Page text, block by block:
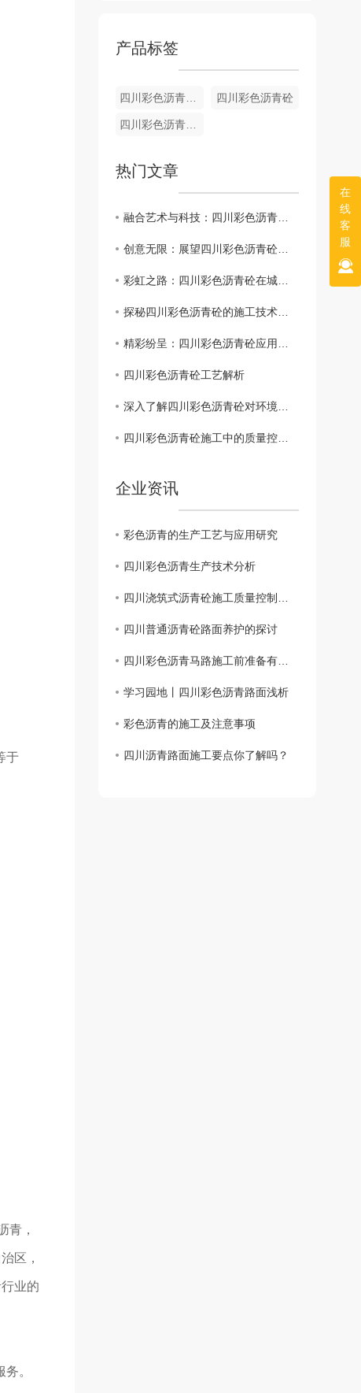
于
青，
区，
业的
。
产品标签
四川彩色沥青砼厂家 四川彩色沥青砼
四川彩色沥青砼施工
热门文章
融合艺术与科技：四川彩色沥青砼设计新潮流
创意无限：展望四川彩色沥青砼未来发展趋势
彩虹之路：四川彩色沥青砼在城市建设中的作用
探秘四川彩色沥青砼的施工技术与特点
精彩纷呈：四川彩色沥青砼应用案例分享
四川彩色沥青砼工艺解析
深入了解四川彩色沥青砼对环境的影响及可持续性发展
四川彩色沥青砼施工中的质量控制策略研究
企业资讯
彩色沥青的生产工艺与应用研究
四川彩色沥青生产技术分析
四川浇筑式沥青砼施工质量控制要点浅析 ?
四川普通沥青砼路面养护的探讨
四川彩色沥青马路施工前准备有哪些？
学习园地丨四川彩色沥青路面浅析
彩色沥青的施工及注意事项
四川沥青路面施工要点你了解吗？
在
线
客
服